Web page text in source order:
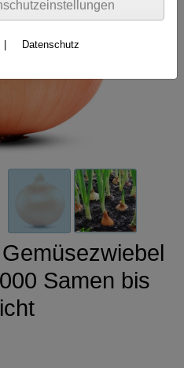
Samen bis
Datenschutz